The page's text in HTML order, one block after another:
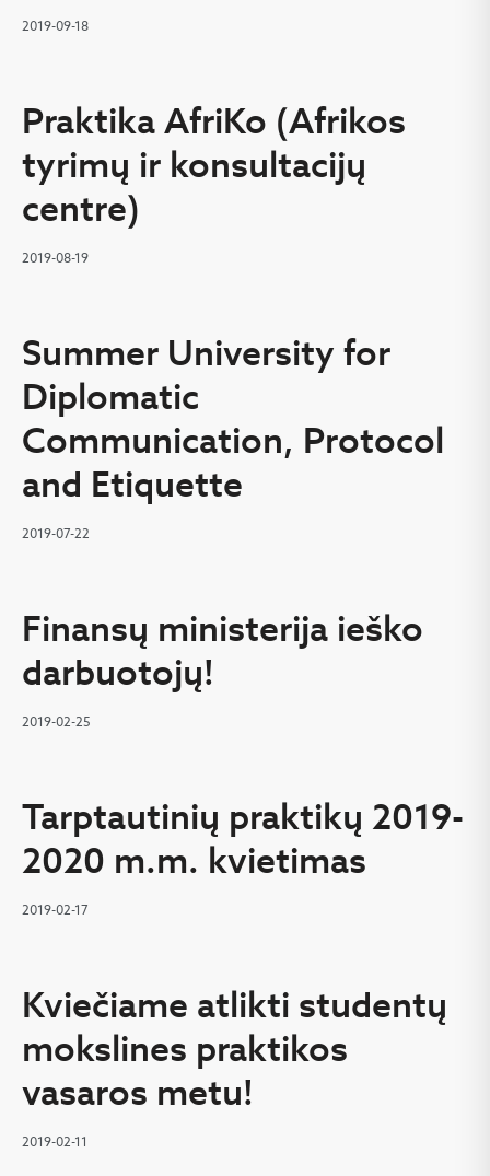
2019-09-18
Praktika AfriKo (Afrikos
tyrimų ir konsultacijų
centre)
2019-08-19
Summer University for
Diplomatic
Communication, Protocol
and Etiquette
2019-07-22
Finansų ministerija ieško
darbuotojų!
2019-02-25
Tarptautinių praktikų 2019-
2020 m.m. kvietimas
2019-02-17
Kviečiame atlikti studentų
mokslines praktikos
vasaros metu!
2019-02-11